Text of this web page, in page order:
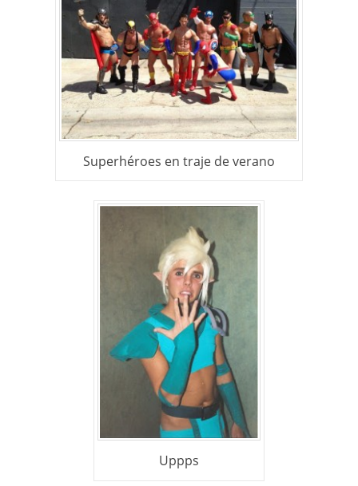
Superhéroes en traje de verano
Uppps